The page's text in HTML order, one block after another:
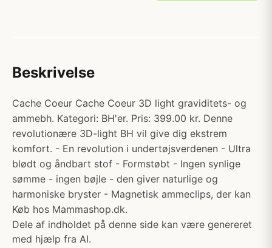
Beskrivelse
Cache Coeur Cache Coeur 3D light graviditets- og
ammebh. Kategori: BH'er. Pris: 399.00 kr. Denne
revolutionære 3D-light BH vil give dig ekstrem
komfort. - En revolution i undertøjsverdenen - Ultra
blødt og åndbart stof - Formstøbt - Ingen synlige
sømme - ingen bøjle - den giver naturlige og
harmoniske bryster - Magnetisk ammeclips, der kan
Køb hos Mammashop.dk.
Dele af indholdet på denne side kan være genereret
med hjælp fra AI.